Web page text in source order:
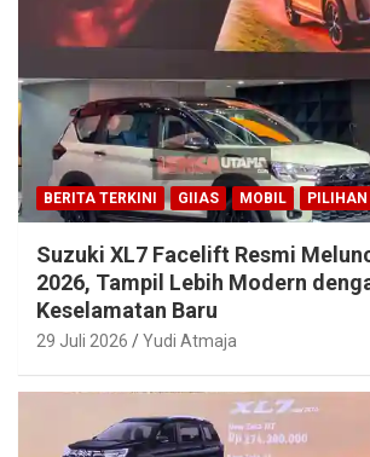
BERITA TERKINI GIIAS MOBIL PILIHAN
Suzuki XL7 Facelift Resmi
2026, Tampil Lebih Modern
Keselamatan Baru
29 Juli 2026 Yudi Atmaja